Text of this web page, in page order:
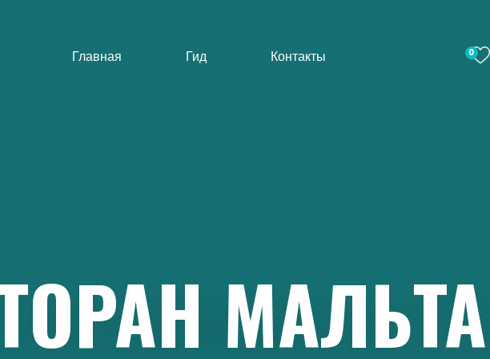
Главная Гид Контакты 0
МАЛЬТА